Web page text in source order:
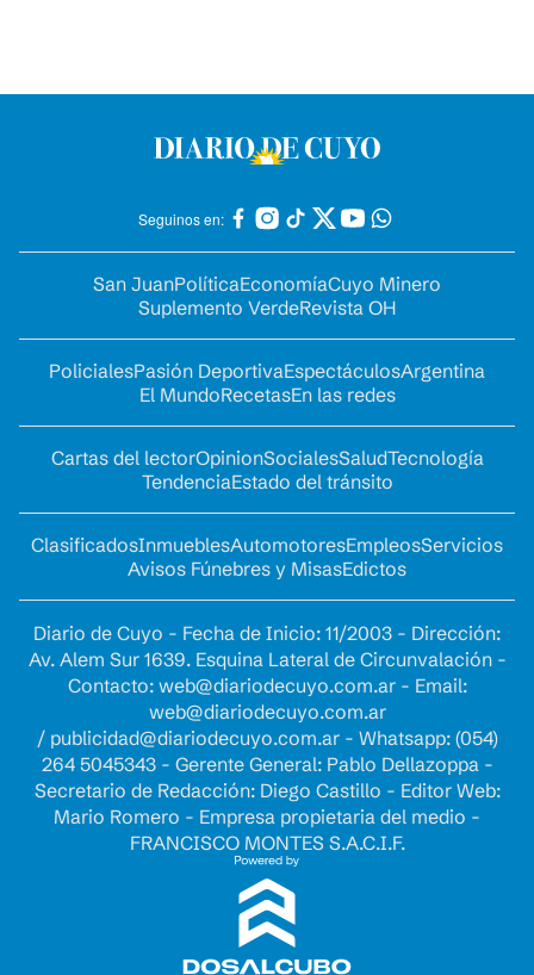
Seguinos en:
San JuanPolíticaEconomíaCuyo Minero
Suplemento VerdeRevista OH
PolicialesPasión DeportivaEspectáculosArgentina
El MundoRecetasEn las redes
Cartas del lectorOpinionSocialesSaludTecnología
TendenciaEstado del tránsito
ClasificadosInmueblesAutomotoresEmpleosServicios
Avisos Fúnebres y MisasEdictos
Diario de Cuyo - Fecha de Inicio: 11/2003 - Dirección:
Av. Alem Sur 1639. Esquina Lateral de Circunvalación -
Contacto: web@diariodecuyo.com.ar- Email:
web@diariodecuyo.com.ar
/ publicidad@diariodecuyo.com.ar- Whatsapp: (054)
264 5045343 - Gerente General: Pablo Dellazoppa -
Secretario de Redacción: Diego Castillo - Editor Web:
Mario Romero - Empresa propietaria del medio -
FRANCISCO MONTES S.A.C.I.F.